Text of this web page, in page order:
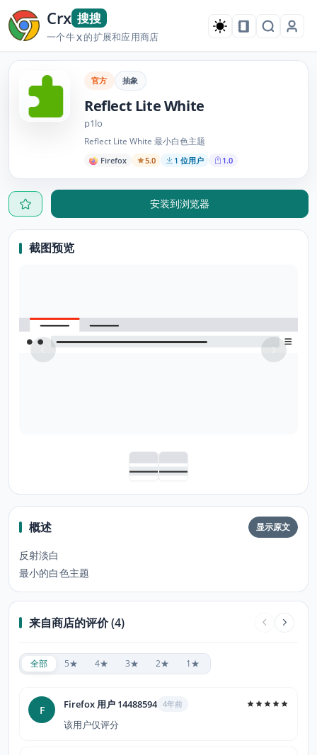
Crx 搜搜
一个牛X的扩展和应用商店
官方 抽象
Reflect Lite White
p1lo
Reflect Lite White 最小白色主题
Firefox 5.0 1 位用户 1.0
安装到浏览器
截图预览
概述 显示原文
反射淡白
最小的白色主题
来自商店的评价 (4)
全部 5★ 4★ 3★ 2★ 1★
F Firefox 用户 14488594 4年前
该用户仅评分